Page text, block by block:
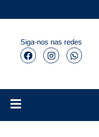
Siga-nos nas redes